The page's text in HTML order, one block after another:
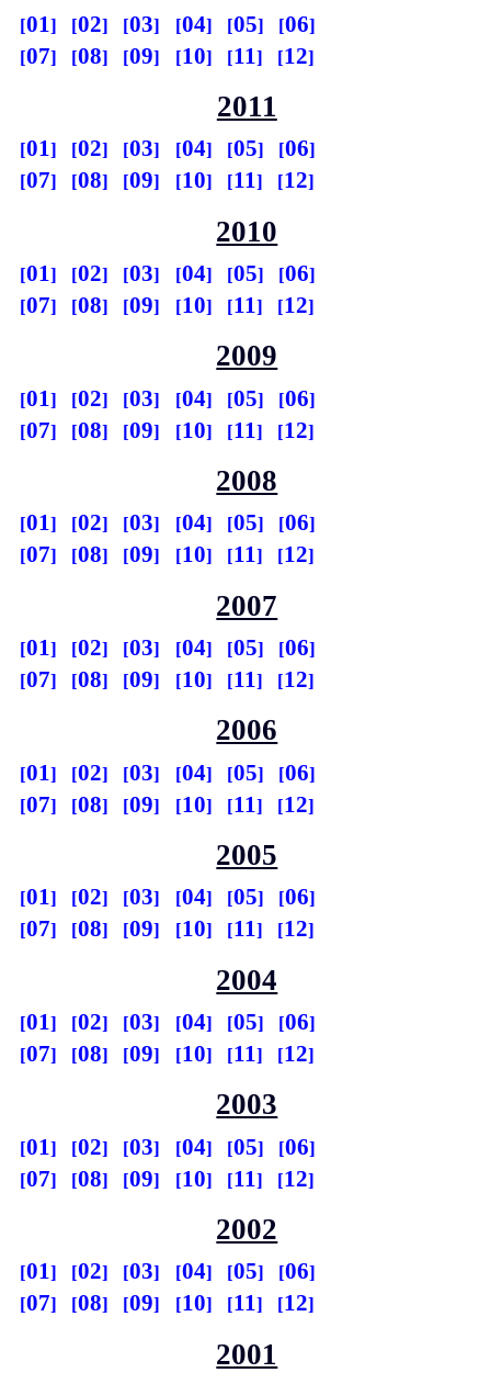
01 02 03 04 05
06
07
08 09 10 11 12
2011
01 02 03 04 05
06
07
08 09 10 11 12
2010
01 02 03 04 05
06
07
08 09 10 11 12
2009
01 02 03 04 05
06
07
08 09 10 11 12
2008
01 02 03 04 05
06
07
08 09 10 11 12
2007
01 02 03 04 05
06
07
08 09 10 11 12
2006
01 02 03 04 05
06
07
08 09 10 11 12
2005
01 02 03 04 05
06
07
08 09 10 11 12
2004
01 02 03 04 05
06
07
08 09 10 11 12
2003
01 02 03 04 05
06
07
08 09 10 11 12
2002
01 02 03 04 05
06
07
08 09 10 11 12
2001